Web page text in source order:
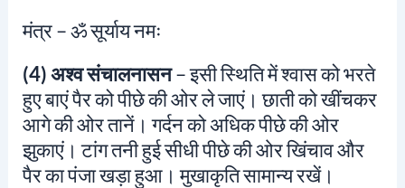
मंत्र –ॐ सूर्याय नमः
(4) अश्व संचालनासन– इसी स्थिति में श्वास को भरते
हुए बाएं पैर को पीछे की ओर ले जाएं। छाती को खींचकर
आगे की ओर तानें। गर्दन को अधिक पीछे की ओर
झुकाएं। टांग तनी हुई सीधी पीछे की ओर खिंचाव और
पैर का पंजा खड़ा हुआ। मुखाकृति सामान्य रखें।